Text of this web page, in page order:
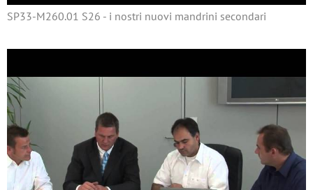
SP33-M260.01 S26 - i nostri nuovi mandrini secondari